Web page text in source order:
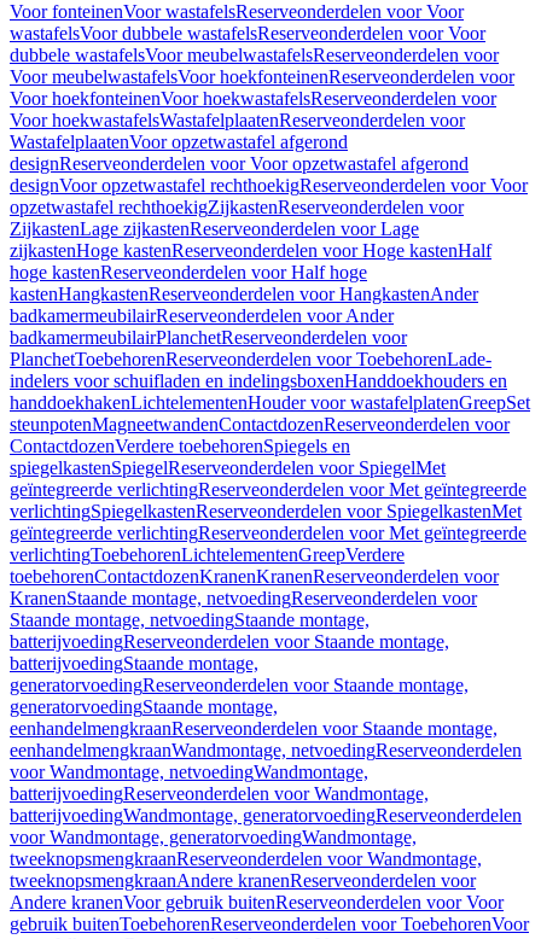
Voor fonteinenVoor wastafelsReserveonderdelen voor Voor
wastafelsVoor dubbele wastafelsReserveonderdelen voor Voor
dubbele wastafelsVoor meubelwastafelsReserveonderdelen voor
Voor meubelwastafelsVoor hoekfonteinenReserveonderdelen voor
Voor hoekfonteinenVoor hoekwastafelsReserveonderdelen voor
Voor hoekwastafelsWastafelplaatenReserveonderdelen voor
WastafelplaatenVoor opzetwastafel afgerond
designReserveonderdelen voor Voor opzetwastafel afgerond
designVoor opzetwastafel rechthoekigReserveonderdelen voor Voor
opzetwastafel rechthoekigZijkastenReserveonderdelen voor
ZijkastenLage zijkastenReserveonderdelen voor Lage
zijkastenHoge kastenReserveonderdelen voor Hoge kastenHalf
hoge kastenReserveonderdelen voor Half hoge
kastenHangkastenReserveonderdelen voor HangkastenAnder
badkamermeubilairReserveonderdelen voor Ander
badkamermeubilairPlanchetReserveonderdelen voor
PlanchetToebehorenReserveonderdelen voor ToebehorenLade-
indelers voor schuifladen en indelingsboxenHanddoekhouders en
handdoekhakenLichtelementenHouder voor wastafelplatenGreepSet
steunpotenMagneetwandenContactdozenReserveonderdelen voor
ContactdozenVerdere toebehorenSpiegels en
spiegelkastenSpiegelReserveonderdelen voor SpiegelMet
geïntegreerde verlichtingReserveonderdelen voor Met geïntegreerde
verlichtingSpiegelkastenReserveonderdelen voor SpiegelkastenMet
geïntegreerde verlichtingReserveonderdelen voor Met geïntegreerde
verlichtingToebehorenLichtelementenGreepVerdere
toebehorenContactdozenKranenKranenReserveonderdelen voor
KranenStaande montage, netvoedingReserveonderdelen voor
Staande montage, netvoedingStaande montage,
batterijvoedingReserveonderdelen voor Staande montage,
batterijvoedingStaande montage,
generatorvoedingReserveonderdelen voor Staande montage,
generatorvoedingStaande montage,
eenhandelmengkraanReserveonderdelen voor Staande montage,
eenhandelmengkraanWandmontage, netvoedingReserveonderdelen
voor Wandmontage, netvoedingWandmontage,
batterijvoedingReserveonderdelen voor Wandmontage,
batterijvoedingWandmontage, generatorvoedingReserveonderdelen
voor Wandmontage, generatorvoedingWandmontage,
tweeknopsmengkraanReserveonderdelen voor Wandmontage,
tweeknopsmengkraanAndere kranenReserveonderdelen voor
Andere kranenVoor gebruik buitenReserveonderdelen voor Voor
gebruik buitenToebehorenReserveonderdelen voor ToebehorenVoor